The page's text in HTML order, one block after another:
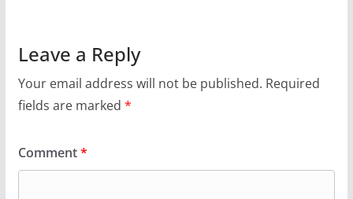
Leave a Reply
Your email address will not be published. Required
fields are marked *
Comment*